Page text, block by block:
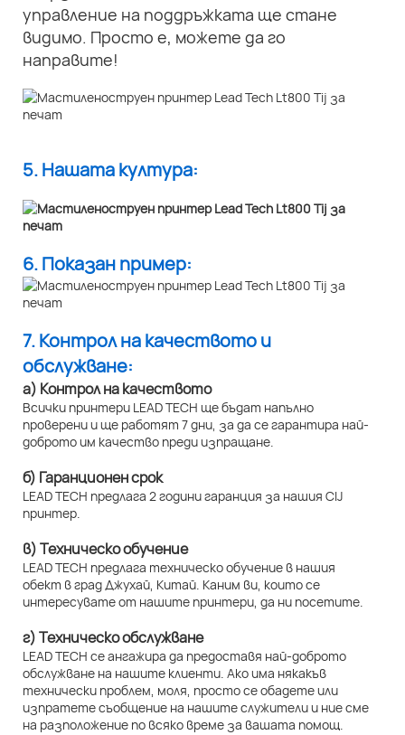
управление на поддръжката ще стане
видимо. Просто е, можете да го
направите!
5. Нашата култура:
6. Показан пример:
7. Контрол на качеството и
обслужване:
а) Контрол на качеството
Всички принтери LEAD TECH ще бъдат напълно
проверени и ще работят 7 дни, за да се гарантира най-
доброто им качество преди изпращане.
б) Гаранционен срок
LEAD TECH предлага 2 години гаранция за нашия CIJ
принтер.
в) Техническо обучение
LEAD TECH предлага техническо обучение в нашия
обект в град Джухай, Китай. Каним ви, които се
интересувате от нашите принтери, да ни посетите.
г) Техническо обслужване
LEAD TECH се ангажира да предоставя най-доброто
обслужване на нашите клиенти. Ако има някакъв
технически проблем, моля, просто се обадете или
изпратете съобщение на нашите служители и ние сме
на разположение по всяко време за вашата помощ.